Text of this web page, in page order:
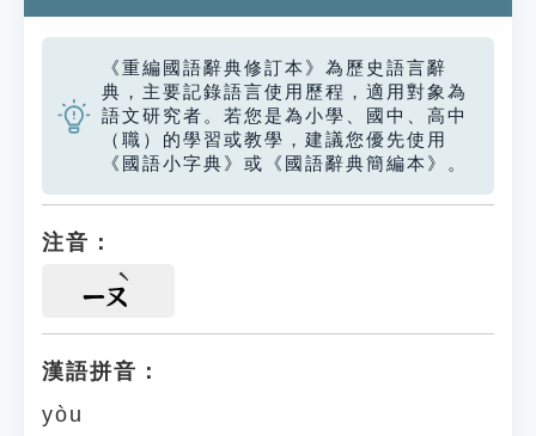
《重編國語辭典修訂本》為歷史語言辭
典，主要記錄語言使用歷程，適用對象為
語文研究者。若您是為小學、國中、高中
（職）的學習或教學，建議您優先使用
《國語小字典》或《國語辭典簡編本》。
注音：
ㄧㄡ
漢語拼音：
yòu